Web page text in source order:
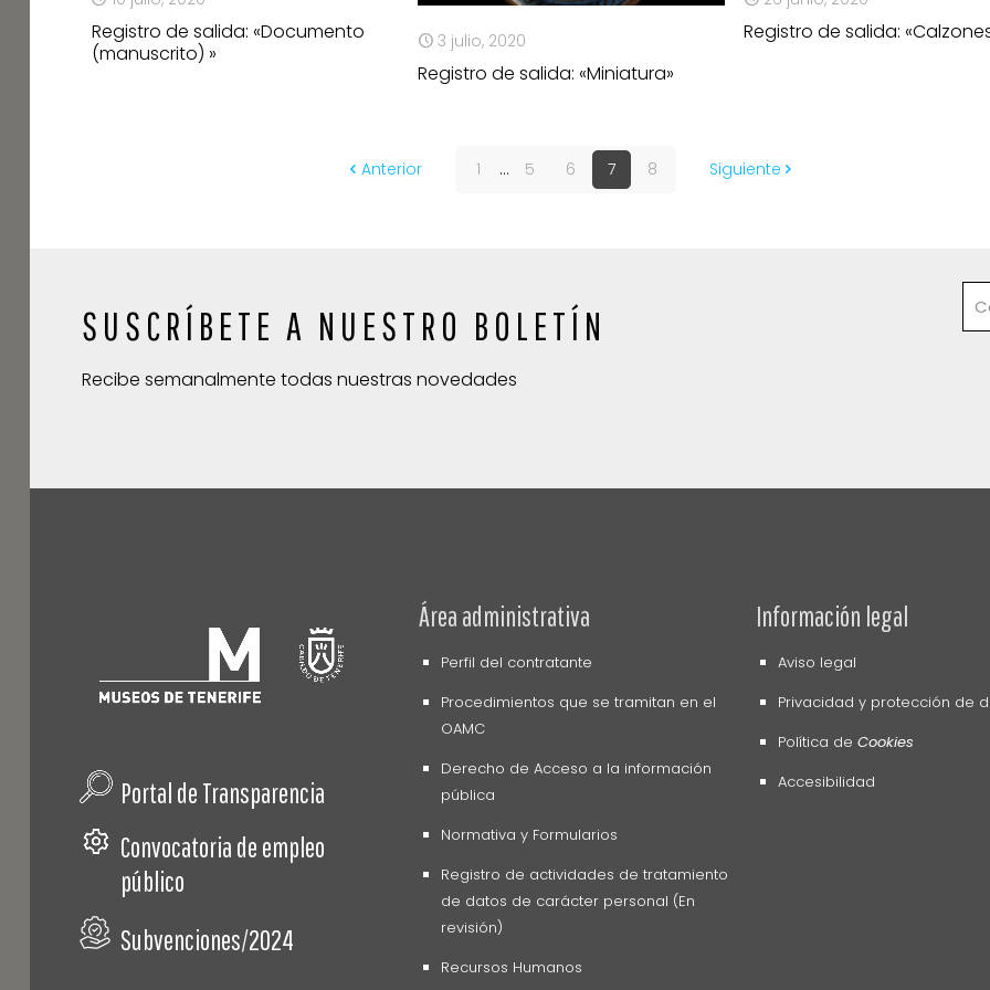
Registro de salida: «Documento
(manuscrito) »
3 julio, 2020
Registro de salida: «Miniatura»
Registro de salida:
Anterior 1 ... 5 6 7 8 Siguiente
SUSCRÍBETE A NUESTRO BOLETÍN
Recibe semanalmente todas nuestras novedades
Portal de Transparencia
Convocatoria de empleo
público
Subvenciones/2024
Área administrativa
Perfil del contratante
Procedimientos que se tramitan en el
OAMC
Derecho de Acceso a la información
pública
Normativa y Formularios
Registro de actividades de tratamiento
de datos de carácter personal (En
revisión)
Recursos Humanos
Información legal
Aviso legal
Privacidad y protección de
Política de Cookies
Accesibilidad